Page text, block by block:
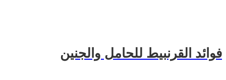
فوائد القرنبيط للحامل والجنين